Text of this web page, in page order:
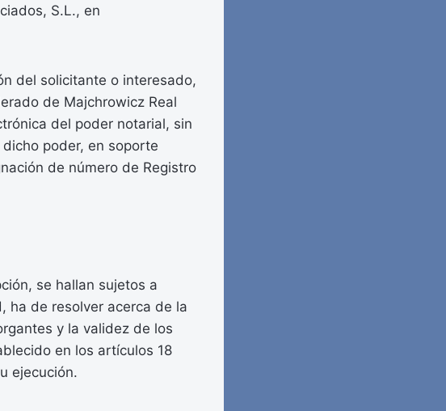
S.L., en
del solicitante o interesado,
de Majchrowicz Real
del poder notarial, sin
poder, en soporte
de número de Registro
se hallan sujetos a
ha de resolver acerca de la
y la validez de los
en los artículos 18
ejecución.